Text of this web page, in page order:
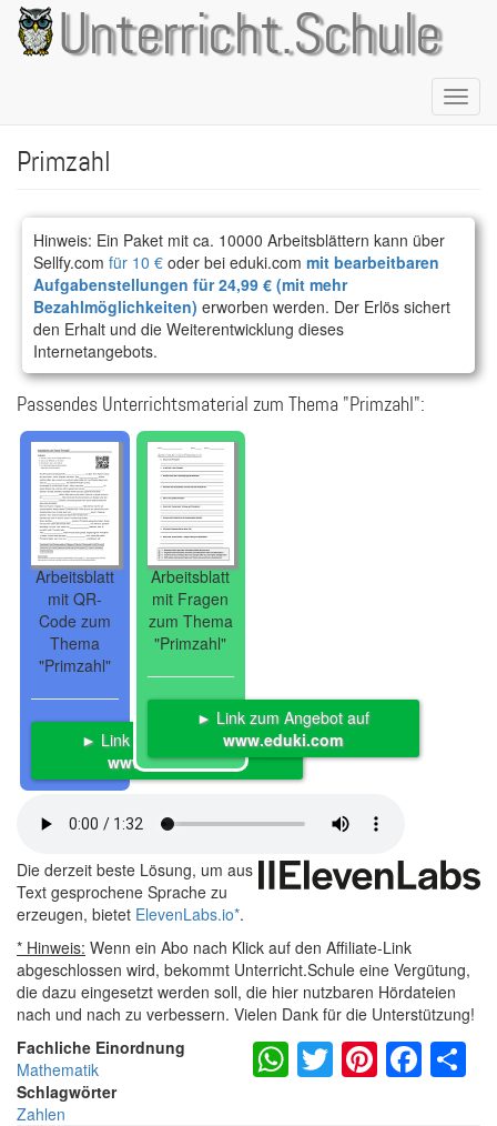
Direkt
zum
Inhalt
Unterricht.Schule
Primzahl
Hinweis: Ein Paket mit ca. 10000 Arbeitsblättern kann über
Sellfy.com für 10 € oder bei eduki.com mit bearbeitbaren
Aufgabenstellungen für 24,99 € (mit mehr
Bezahlmöglichkeiten) erworben werden. Der Erlös sichert
den Erhalt und die Weiterentwicklung dieses
Internetangebots.
Passendes Unterrichtsmaterial zum Thema "Primzahl":
Arbeitsblatt
mit QR-
Code zum
Thema
"Primzahl"
► Link zum Angebot auf
www.eduki.com
Arbeitsblatt
mit Fragen
zum Thema
"Primzahl"
► Link zum Angebot auf
www.eduki.com
Die derzeit beste Lösung, um aus
Text gesprochene Sprache zu
erzeugen, bietet ElevenLabs.io*.
* Hinweis: Wenn ein Abo nach Klick auf den Affiliate-Link
abgeschlossen wird, bekommt Unterricht.Schule eine Vergütung,
die dazu eingesetzt werden soll, die hier nutzbaren Hördateien
nach und nach zu verbessern. Vielen Dank für die Unterstützung!
Fachliche Einordnung
Mathematik
Schlagwörter
Zahlen
WhatsApp
Twitter